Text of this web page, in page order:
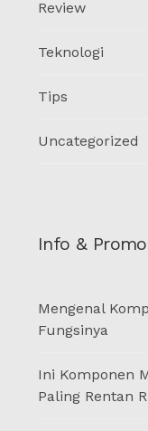
Review
Teknologi
Tips
Uncategorized
Info & Promo
Mengenal
Fungsinya
Ini Komponen
Paling Rentan